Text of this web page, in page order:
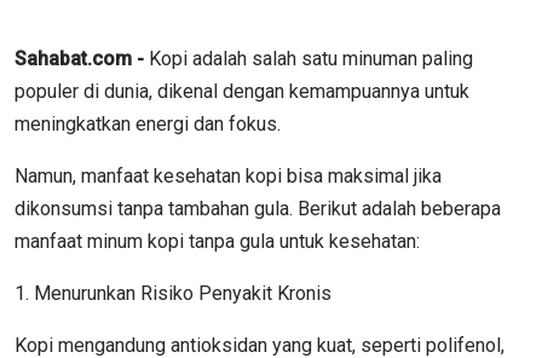
Sahabat.com - Kopi adalah salah satu minuman paling
populer di dunia, dikenal dengan kemampuannya untuk
meningkatkan energi dan fokus.
Namun, manfaat kesehatan kopi bisa maksimal jika
dikonsumsi tanpa tambahan gula. Berikut adalah beberapa
manfaat minum kopi tanpa gula untuk kesehatan:
1. Menurunkan Risiko Penyakit Kronis
Kopi mengandung antioksidan yang kuat, seperti polifenol,